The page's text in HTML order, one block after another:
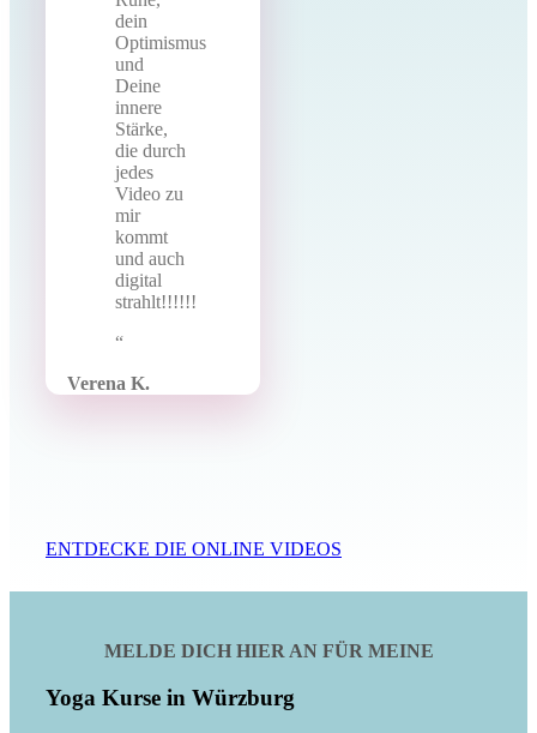
dein
Optimismus
und
Deine
innere
Stärke,
die durch
jedes
Video zu
mir
kommt
und auch
digital
strahlt!!!!!!
Verena K.
ENTDECKE DIE ONLINE VIDEOS
MELDE DICH HIER AN FÜR MEINE
Yoga Kurse in Würzburg